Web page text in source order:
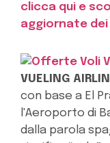
clicca qui e
aggiornate dei
VUELING
con base a El
l'Aeroporto di
dalla parola